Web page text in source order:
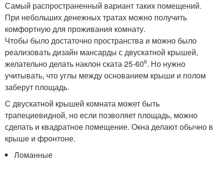
Самый распространенный вариант таких помещений.
При небольших денежных тратах можно получить
комфортную для проживания комнату.
Чтобы было достаточно пространства и можно было
реализовать дизайн мансарды с двускатной крышей,
желательно делать наклон ската 25-60⁰. Но нужно
учитывать, что углы между основанием крыши и полом
заберут площадь.
С двускатной крышей комната может быть
трапециевидной, но если позволяет площадь, можно
сделать и квадратное помещение. Окна делают обычно в
крыше и фронтоне.
Ломанные